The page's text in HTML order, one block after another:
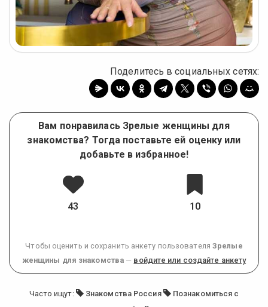
Поделитесь в социальных сетях:
Вам понравилась Зрелые женщины для
знакомства? Тогда поставьте ей оценку или
добавьте в избранное!
43 10
Чтобы оценить и сохранить анкету пользователя Зрелые
женщины для знакомства — войдите или создайте анкету
Часто ищут: Знакомства Россия
Познакомиться с